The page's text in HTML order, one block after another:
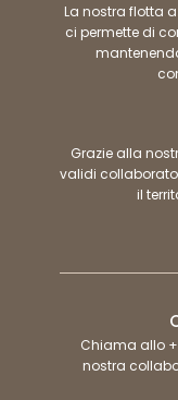
La nostra flotta
ci permette di
Grazie alla
validi
il
Chiama allo
nostra